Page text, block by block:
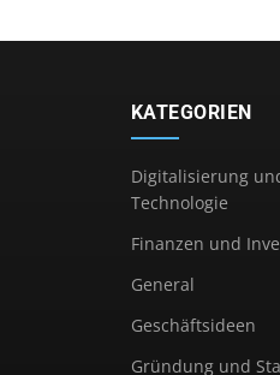
KATEGORIEN
Digitalisierung
Technologie
Finanzen und
General
Geschäftsideen
Gründung und